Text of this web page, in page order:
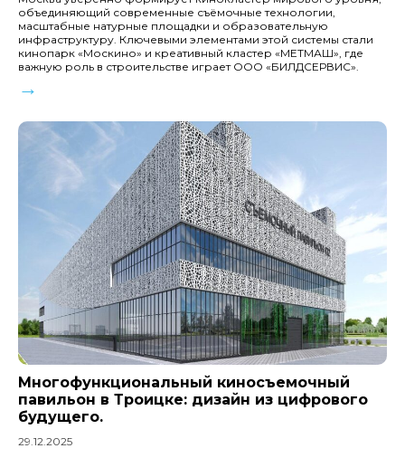
объединяющий современные съёмочные технологии,
масштабные натурные площадки и образовательную
инфраструктуру. Ключевыми элементами этой системы стали
кинопарк «Москино» и креативный кластер «МЕТМАШ», где
важную роль в строительстве играет ООО «БИЛДСЕРВИС».
→
Многофункциональный киносъемочный
павильон в Троицке: дизайн из цифрового
будущего.
29.12.2025